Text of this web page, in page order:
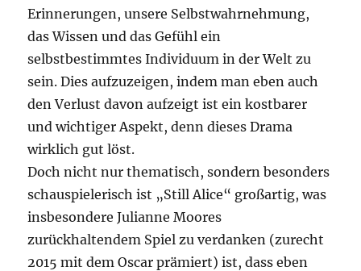
Erinnerungen, unsere Selbstwahrnehmung,
das Wissen und das Gefühl ein
selbstbestimmtes Individuum in der Welt zu
sein. Dies aufzuzeigen, indem man eben auch
den Verlust davon aufzeigt ist ein kostbarer
und wichtiger Aspekt, denn dieses Drama
wirklich gut löst.
Doch nicht nur thematisch, sondern besonders
schauspielerisch ist „Still Alice“ großartig, was
insbesondere Julianne Moores
zurückhaltendem Spiel zu verdanken (zurecht
2015 mit dem Oscar prämiert) ist, dass eben